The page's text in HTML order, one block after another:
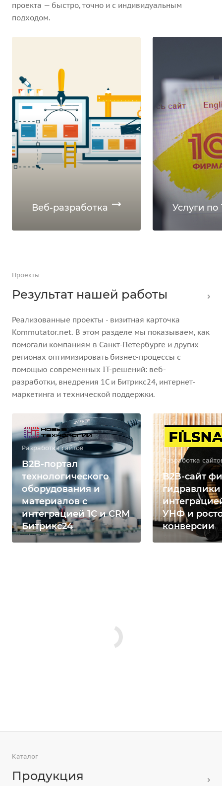
проекта — быстро, точно и с индивидуальным
подходом.
Веб-разработка Услуги по
Проекты
Результат нашей работы
Реализованные проекты - визитная карточка
Kommutator.net. В этом разделе мы показываем, как
помогали компаниям в Санкт-Петербурге и других
регионах оптимизировать бизнес-процессы с
помощью современных IT-решений: веб-
разработки, внедрения 1С и Битрикс24, интернет-
маркетинга и технической поддержки.
Разработка сайтов
B2B-портал
технологического
оборудования и
материалов с
интеграцией 1С и CRM
Битрикс24
Разработка
B2B-сайт
гидравлики
УНФ и
конверсии
Каталог
Продукция